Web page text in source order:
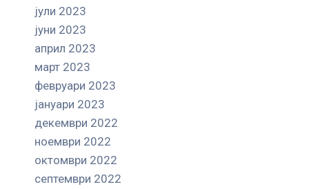
јули 2023
јуни 2023
април 2023
март 2023
февруари 2023
јануари 2023
декември 2022
ноември 2022
октомври 2022
септември 2022